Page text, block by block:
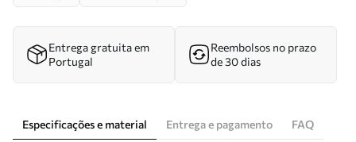
Entrega gratuita em
Portugal
Reembolsos no prazo
de 30 dias
Especificações e material Entrega e pagamento FAQ